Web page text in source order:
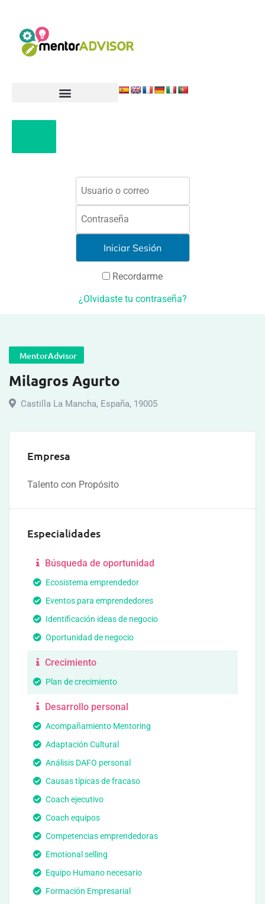
Recordarme
¿Olvidaste tu contraseña?
MentorAdvisor
Milagros Agurto
Castilla La Mancha, España, 19005
Empresa
Talento con Propósito
Especialidades
Búsqueda de oportunidad
Ecosistema emprendedor
Eventos para emprendedores
Identificación ideas de negocio
Oportunidad de negocio
Crecimiento
Plan de crecimiento
Desarrollo personal
Acompañamiento Mentoring
Adaptación Cultural
Análisis DAFO personal
Causas típicas de fracaso
Coach ejecutivo
Coach equipos
Competencias emprendedoras
Emotional selling
Equipo Humano necesario
Formación Empresarial